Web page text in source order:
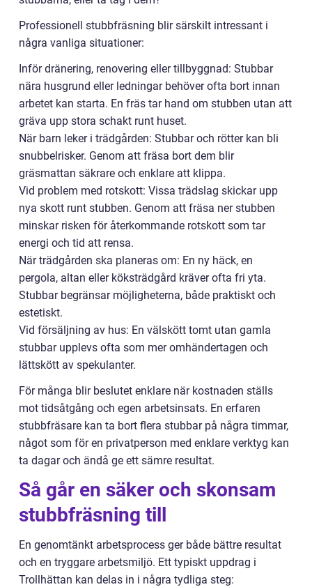
Professionell stubbfräsning blir särskilt intressant i
några vanliga situationer:
Inför dränering, renovering eller tillbyggnad: Stubbar
nära husgrund eller ledningar behöver ofta bort innan
arbetet kan starta. En fräs tar hand om stubben utan att
gräva upp stora schakt runt huset.
När barn leker i trädgården: Stubbar och rötter kan bli
snubbelrisker. Genom att fräsa bort dem blir
gräsmattan säkrare och enklare att klippa.
Vid problem med rotskott: Vissa trädslag skickar upp
nya skott runt stubben. Genom att fräsa ner stubben
minskar risken för återkommande rotskott som tar
energi och tid att rensa.
När trädgården ska planeras om: En ny häck, en
pergola, altan eller köksträdgård kräver ofta fri yta.
Stubbar begränsar möjligheterna, både praktiskt och
estetiskt.
Vid försäljning av hus: En välskött tomt utan gamla
stubbar upplevs ofta som mer omhändertagen och
lättskött av spekulanter.
För många blir beslutet enklare när kostnaden ställs
mot tidsåtgång och egen arbetsinsats. En erfaren
stubbfräsare kan ta bort flera stubbar på några timmar,
något som för en privatperson med enklare verktyg kan
ta dagar och ändå ge ett sämre resultat.
Så går en säker och skonsam
stubbfräsning till
En genomtänkt arbetsprocess ger både bättre resultat
och en tryggare arbetsmiljö. Ett typiskt uppdrag i
Trollhättan kan delas in i några tydliga steg: